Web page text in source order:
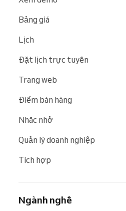
Bảng giá
Lịch
Đặt lịch trực tuyến
Trang web
Điểm bán hàng
Nhắc nhở
Quản lý doanh nghiệp
Tích hợp
Ngành nghề